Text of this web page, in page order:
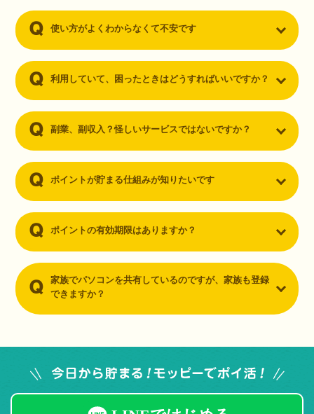
使い方がよくわからなくて不安です
利用していて、困ったときはどうすればいいですか？
副業、副収入？怪しいサービスではないですか？
ポイントが貯まる仕組みが知りたいです
ポイントの有効期限はありますか？
家族でパソコンを共有しているのですが、家族も登録
できますか？